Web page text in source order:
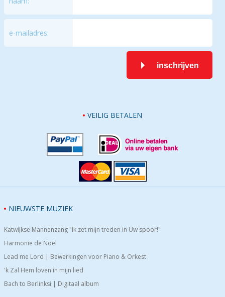
e-mailadres:
inschrijven
VEILIG BETALEN
NIEUWSTE MUZIEK
Katwijkse Mannenzang "Ik zet mijn treden in Uw spoor!"
Harmonie de Noël
Lead me Lord | Bewerkingen voor Piano & Orkest
'k Zal Hem loven in mijn lied
Bach to Berlinksi | Digitaal album